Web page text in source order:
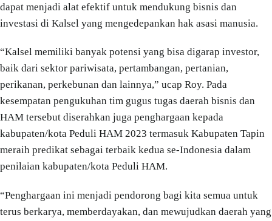
dapat menjadi alat efektif untuk mendukung bisnis dan
investasi di Kalsel yang mengedepankan hak asasi manusia.
“Kalsel memiliki banyak potensi yang bisa digarap investor,
baik dari sektor pariwisata, pertambangan, pertanian,
perikanan, perkebunan dan lainnya,” ucap Roy. Pada
kesempatan pengukuhan tim gugus tugas daerah bisnis dan
HAM tersebut diserahkan juga penghargaan kepada
kabupaten/kota Peduli HAM 2023 termasuk Kabupaten Tapin
meraih predikat sebagai terbaik kedua se-Indonesia dalam
penilaian kabupaten/kota Peduli HAM.
“Penghargaan ini menjadi pendorong bagi kita semua untuk
terus berkarya, memberdayakan, dan mewujudkan daerah yang